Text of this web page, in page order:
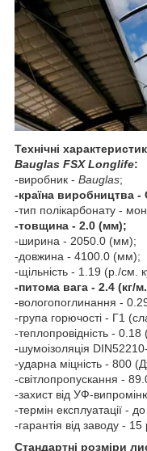
Технічні
Bauglas FSX Longlife:
-виробник - Bauglas;
-країна виробництва -
-тип полікарбонату -
-товщина - 2.0 (мм);
-ширина - 2050.0 (мм);
-довжина - 4100.0 (мм);
-щільність - 1.19 (р./см.
-питома вага - 2.4 (кг/
-вологопоглинання -
-група горючості - Г1
-теплопровідність -
-шумоізоляція
-ударна міцність - 800
-світлопропускання -
-захист від УФ-
-термін експлуатації -
-гарантія від заводу - 15
Стандартні розміри